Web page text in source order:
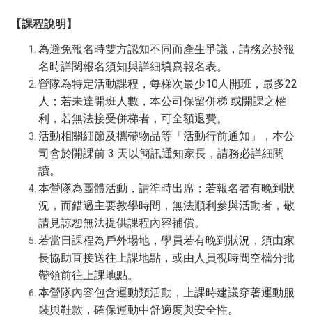
【課程說明】
為避免報名時雙方認知不同而產生爭議，請務必於報
名時詳閱報名須知與詳細填寫報名表。
營隊為特定活動課程，每梯次最少10人開班，最多22
人；若未達開班人數，本公司保留併梯 或開課之權
利，若無法接受併梯者，可全額退費。
活動相關細節及攜帶物品等「活動行前通知」，本公
司會於開課前 3 天以簡訊通知家長，請務必詳細閱
讀。
本營隊為團體活動，請準時出席；若報名者有晚到狀
況，而錯過主要教學時間，無法順利參與活動者，敬
請見諒恕無法提供課程內容補償。
若當日課程為戶外場地，學員若有晚到狀況，須由家
長協助直接送往上課地點，或由人員視時間空檔分批
帶領前往上課地點。
本營隊內容包含運動類活動，上課時建議穿著運動服
裝與鞋款，確保運動中舒適度與安全性。